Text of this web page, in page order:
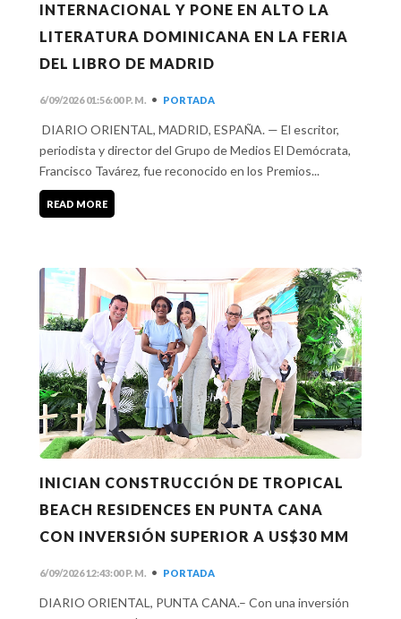
INTERNACIONAL Y PONE EN ALTO LA
LITERATURA DOMINICANA EN LA FERIA
DEL LIBRO DE MADRID
6/09/2026 01:56:00 P. M. • PORTADA
DIARIO ORIENTAL, MADRID, ESPAÑA. — El escritor,
periodista y director del Grupo de Medios El Demócrata,
Francisco Tavárez, fue reconocido en los Premios...
READ MORE
INICIAN CONSTRUCCIÓN DE TROPICAL
BEACH RESIDENCES EN PUNTA CANA
CON INVERSIÓN SUPERIOR A US$30 MM
6/09/2026 12:43:00 P. M. • PORTADA
DIARIO ORIENTAL, PUNTA CANA.– Con una inversión